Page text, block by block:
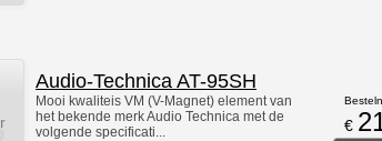
Audio-Technica AT-95SH
Mooi kwaliteis VM (V-Magnet) element van
het bekende merk Audio Technica met de
volgende specificati...
€